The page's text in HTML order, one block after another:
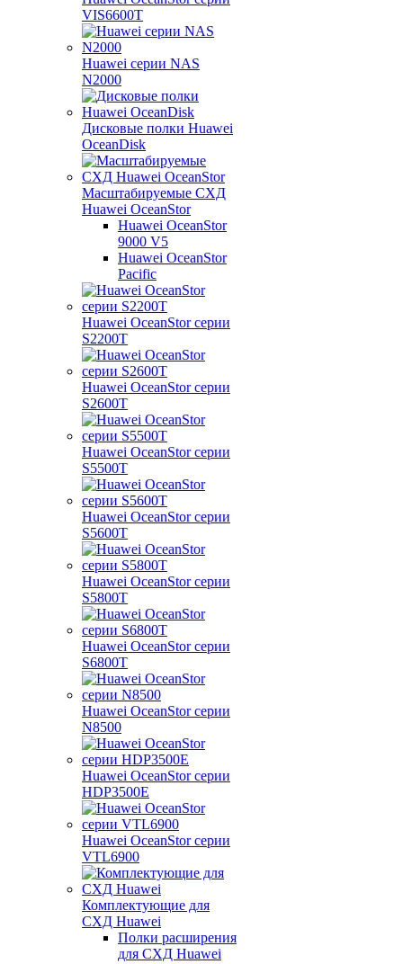
VIS6600T
Huawei серии NAS
N2000
Дисковые полки Huawei
OceanDisk
Масштабируемые СХД
Huawei OceanStor
Huawei OceanStor
9000 V5
Huawei OceanStor
Pacific
Huawei OceanStor серии
S2200T
Huawei OceanStor серии
S2600T
Huawei OceanStor серии
S5500T
Huawei OceanStor серии
S5600T
Huawei OceanStor серии
S5800T
Huawei OceanStor серии
S6800T
Huawei OceanStor серии
N8500
Huawei OceanStor серии
HDP3500E
Huawei OceanStor серии
VTL6900
Комплектующие для
СХД Huawei
Полки расширения
для СХД Huawei